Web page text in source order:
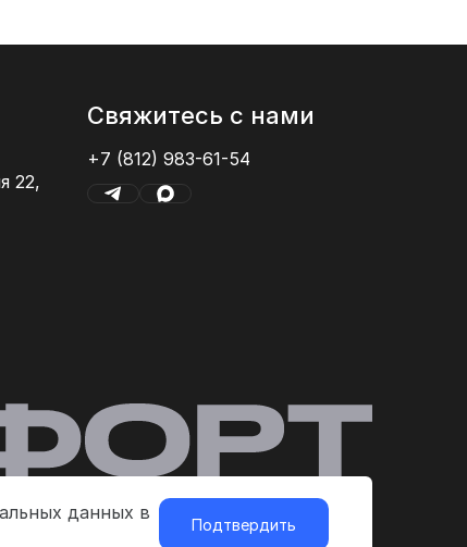
данных в
Подтвердить
22,
Свяжитесь с нами
+7 (812) 983-61-54